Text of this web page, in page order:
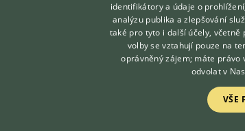
DO REDAKCE
DOMOVSKÁ
INZERCE
DISKUSE
identifikátory a údaje o
analýzu publika a zlepšování
také pro tyto i další účely, včetně
volby se vztahují pouze na
oprávněný zájem; máte právo
odvolat v
VŠE